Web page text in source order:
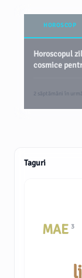
HOROSCOP
Horoscopul
cosmice
2 săptămâni în urmă
Taguri
MAE 3